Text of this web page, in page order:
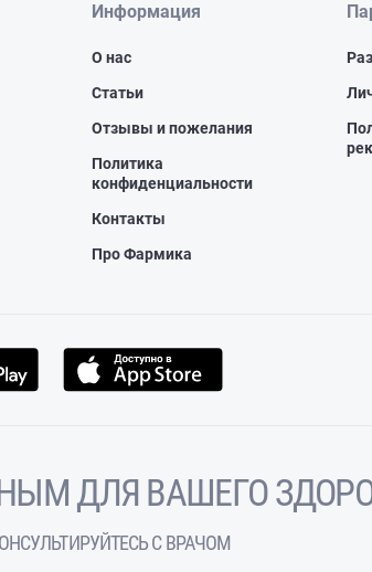
Информация
О нас
Статьи
Отзывы и пожелания
Политика
конфиденциальности
Контакты
Про Фармика
ДЛЯ ВАШЕГО
С ВРАЧОМ